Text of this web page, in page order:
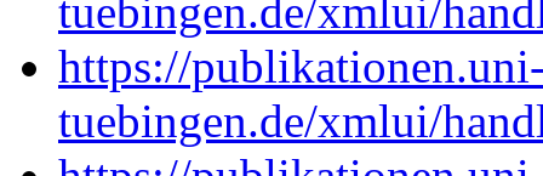
tuebingen.de/xmlui/
https://
tuebingen.de/xmlui/